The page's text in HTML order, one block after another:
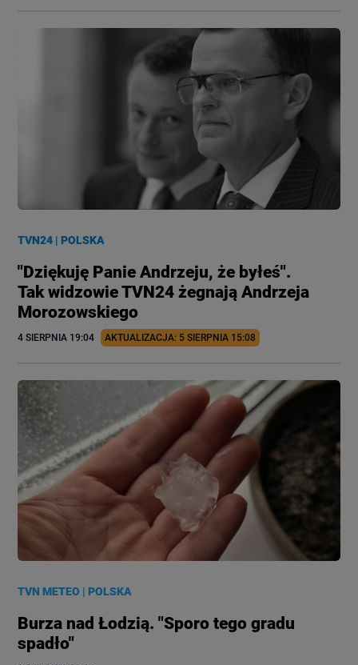
TVN24 |POLSKA
"Dziękuję Panie Andrzeju, że byłeś".
Tak widzowie TVN24 żegnają Andrzeja
Morozowskiego
4 SIERPNIA 19:04 AKTUALIZACJA: 5 SIERPNIA 15:08
TVN METEO |POLSKA
Burza nad Łodzią. "Sporo tego gradu
spadło"